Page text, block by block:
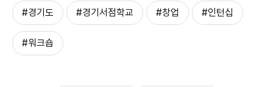
#경기도 #경기서점학교 #창업 #인턴십
#워크숍